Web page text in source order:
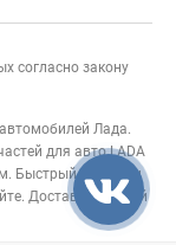
согласно закону
автомобилей Лада.
для авто LADA
Быстрый подбор и
Доставка по всей